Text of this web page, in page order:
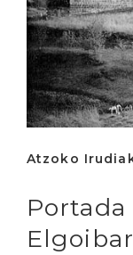
Atzoko
Elgoibar